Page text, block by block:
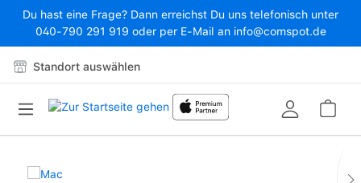
Zum Hauptinhalt springen
Du hast eine Frage? Dann erreichst Du uns telefonisch unter
040-790 291 919 oder per E-Mail an info@comspot.de
Standort auswählen